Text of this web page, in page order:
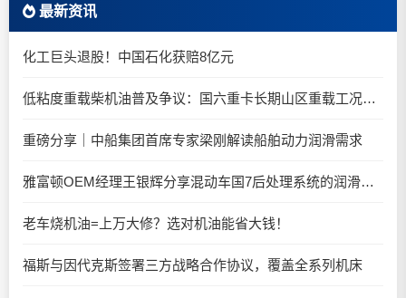
最新资讯
化工巨头退股！中国石化获赔8亿元
低粘度重载柴机油普及争议：国六重卡长期山区重载工况是否适合0W-20柴油机油？
重磅分享｜中船集团首席专家梁刚解读船舶动力润滑需求
雅富顿OEM经理王银辉分享混动车国7后处理系统的润滑油要求
老车烧机油=上万大修？选对机油能省大钱！
福斯与因代克斯签署三方战略合作协议，覆盖全系列机床